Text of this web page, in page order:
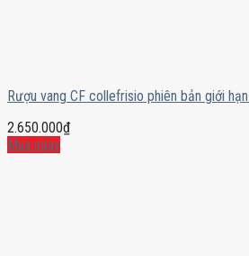
Rượu vang CF collefrisio phiên bản giới
2.650.000₫
Mua ngay